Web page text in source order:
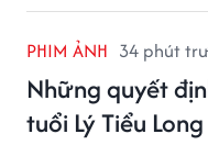
PHIM ẢNH 34 phút
Những quyết
tuổi Lý Tiểu Long